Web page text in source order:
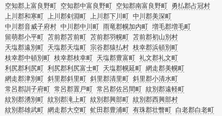
空知郡上富良野町 空知郡中富良野町 空知郡南富良野町 勇払郡占冠村
上川郡和寒町 上川郡剣淵町 上川郡下川町 中川郡美深町
中川郡音威子府村 中川郡中川町 雨竜郡幌加内町 増毛郡増毛町
留萌郡小平町 苫前郡苫前町 苫前郡羽幌町 苫前郡初山別村
天塩郡遠別町 天塩郡天塩町 宗谷郡猿払村 枝幸郡浜頓別町
枝幸郡中頓別町 枝幸郡枝幸町 天塩郡豊富町 礼文郡礼文町
利尻郡利尻町 利尻郡利尻富士町 天塩郡幌延町 網走郡美幌町
網走郡津別町 斜里郡斜里町 斜里郡清里町 斜里郡小清水町
常呂郡訓子府町 常呂郡置戸町 常呂郡佐呂間町 紋別郡遠軽町
紋別郡湧別町 紋別郡滝上町 紋別郡興部町 紋別郡西興部村
紋別郡雄武町 網走郡大空町 虻田郡豊浦町 有珠郡壮瞥町 白老郡白老町